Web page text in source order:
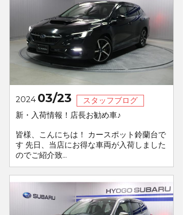
2024 03/23
スタッフブログ
新・入荷情報！店長お勧め車♪
皆様、こんにちは！ カースポット鈴蘭台で
す 先日、当店にお得な車両が入荷しました
のでご紹介致...